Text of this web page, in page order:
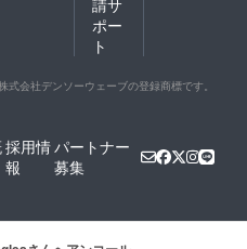
ポー
ト
式会社デンソーウェーブの登録商標です。
採用情
報
パートナー
募集